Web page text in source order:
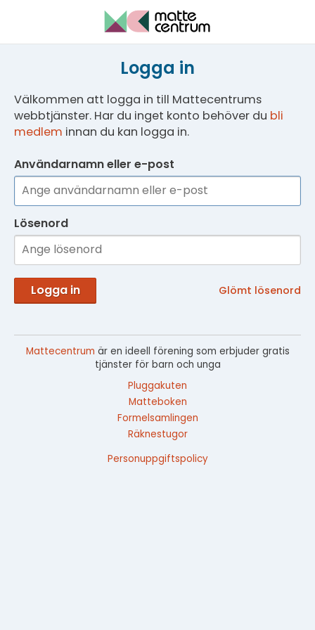
Logga in
Välkommen att logga in till Mattecentrums
webbtjänster. Har du inget konto behöver du bli
medlem innan du kan logga in.
Användarnamn eller e-post
Lösenord
Logga in Glömt lösenord
Mattecentrum är en ideell förening som erbjuder gratis
tjänster för barn och unga
Pluggakuten
Matteboken
Formelsamlingen
Räknestugor
Personuppgiftspolicy